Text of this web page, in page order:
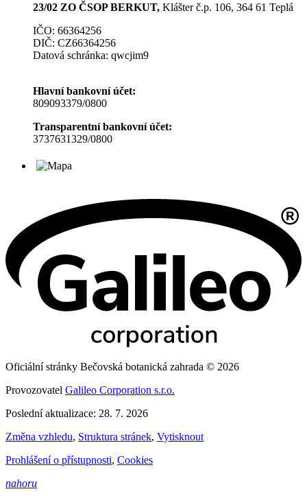
23/02 ZO ČSOP BERKUT, Klášter č.p. 106, 364 61 Teplá
IČO: 66364256
DIČ: CZ66364256
Datová schránka: qwcjim9
Hlavní bankovní účet:
809093379/0800
Transparentní bankovní účet:
3737631329/0800
Oficiální stránky Bečovská botanická zahrada © 2026
Provozovatel Galileo Corporation s.r.o.
Poslední aktualizace: 28. 7. 2026
Změna vzhledu, Struktura stránek, Vytisknout
Prohlášení o přístupnosti, Cookies
nahoru